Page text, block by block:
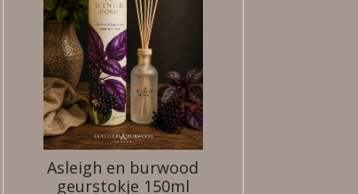
Asleigh en burwood
geurstokje 150ml